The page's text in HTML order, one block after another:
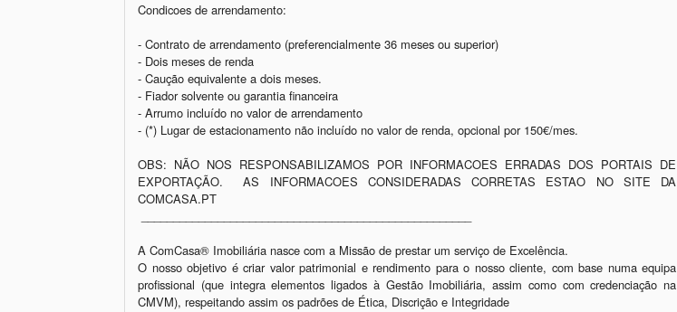
Condicoes de arrendamento:
- Contrato de arrendamento (preferencialmente 36 meses ou superior)
- Dois meses de renda
- Caução equivalente a dois meses.
- Fiador solvente ou garantia financeira
- Arrumo incluído no valor de arrendamento
- (*) Lugar de estacionamento não incluído no valor de renda, opcional por 150€/mes.
OBS: NÃO NOS RESPONSABILIZAMOS POR INFORMACOES ERRADAS DOS PORTAIS DE
EXPORTAÇÃO.  AS INFORMACOES CONSIDERADAS CORRETAS ESTAO NO SITE DA
COMCASA.PT
A ComCasa® Imobiliária nasce com a Missão de prestar um serviço de Excelência.
O nosso objetivo é criar valor patrimonial e rendimento para o nosso cliente, com base numa equipa
profissional (que integra elementos ligados à Gestão Imobiliária, assim como com credenciação na
CMVM), respeitando assim os padrões de Ética, Discrição e Integridade